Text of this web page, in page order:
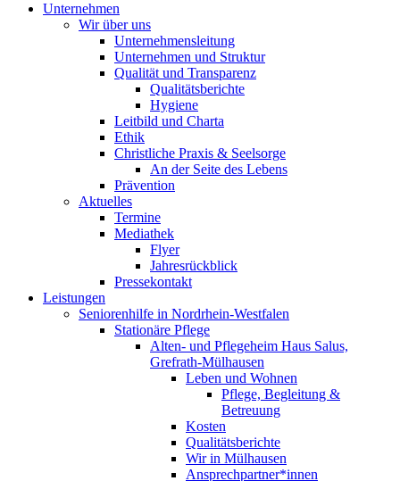
Unternehmen
Wir über uns
Unternehmensleitung
Unternehmen und Struktur
Qualität und Transparenz
Qualitätsberichte
Hygiene
Leitbild und Charta
Ethik
Christliche Praxis & Seelsorge
An der Seite des Lebens
Prävention
Aktuelles
Termine
Mediathek
Flyer
Jahresrückblick
Pressekontakt
Leistungen
Seniorenhilfe in Nordrhein-Westfalen
Stationäre Pflege
Alten- und Pflegeheim Haus Salus,
Grefrath-Mülhausen
Leben und Wohnen
Pflege, Begleitung &
Betreuung
Kosten
Qualitätsberichte
Wir in Mülhausen
Ansprechpartner*innen